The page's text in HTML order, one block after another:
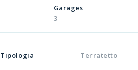
Garages
3
Tipologia Terratetto